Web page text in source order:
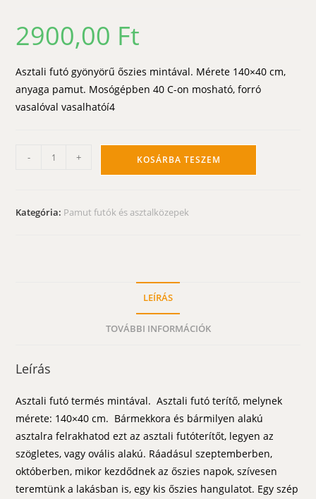
2900,00 Ft
Asztali futó gyönyörű őszies mintával. Mérete 140×40 cm,
anyaga pamut. Mosógépben 40 C-on mosható, forró
vasalóval vasalhatóí4
- + KOSÁRBA TESZEM
Kategória: Pamut futók és asztalközepek
LEÍRÁS
TOVÁBBI INFORMÁCIÓK
Leírás
Asztali futó termés mintával. Asztali futó terítő, melynek
mérete: 140×40 cm. Bármekkora és bármilyen alakú
asztalra felrakhatod ezt az asztali futóterítőt, legyen az
szögletes, vagy ovális alakú. Ráadásul szeptemberben,
októberben, mikor kezdődnek az őszies napok, szívesen
teremtünk a lakásban is, egy kis őszies hangulatot. Egy szép